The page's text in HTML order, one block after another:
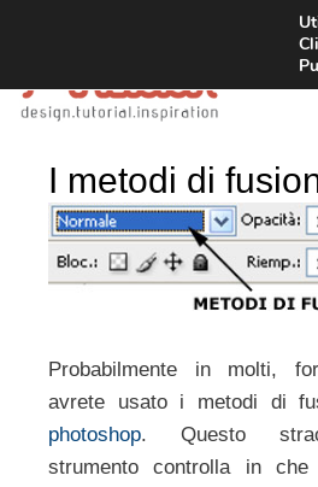
I metodi di
Probabilmente in molti,
avrete usato i metodi di
photoshop. Questo
strumento controlla in